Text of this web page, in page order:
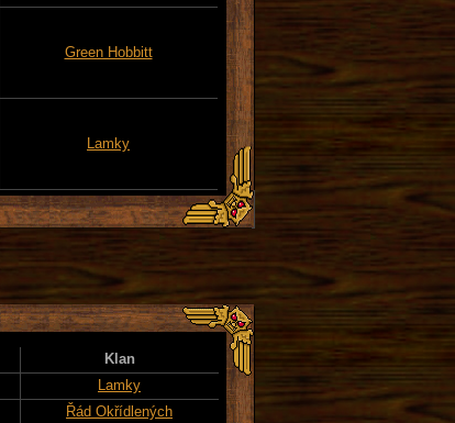
Green Hobbitt
Lamky
Klan
Lamky
Řád Okřídlených